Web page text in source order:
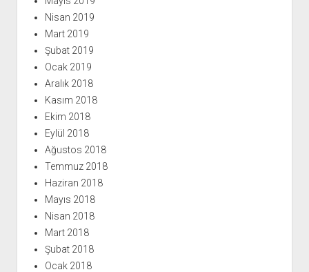
Nisan 2019
Mart 2019
Şubat 2019
Ocak 2019
Aralık 2018
Kasım 2018
Ekim 2018
Eylül 2018
Ağustos 2018
Temmuz 2018
Haziran 2018
Mayıs 2018
Nisan 2018
Mart 2018
Şubat 2018
Ocak 2018